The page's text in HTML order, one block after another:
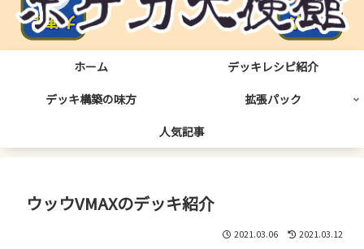
ホーム
デッキレシピ紹介
デッキ構築の味方
拡張パック
人気記事
ウッウVMAXのデッキ紹介
2021.03.06 2021.03.12